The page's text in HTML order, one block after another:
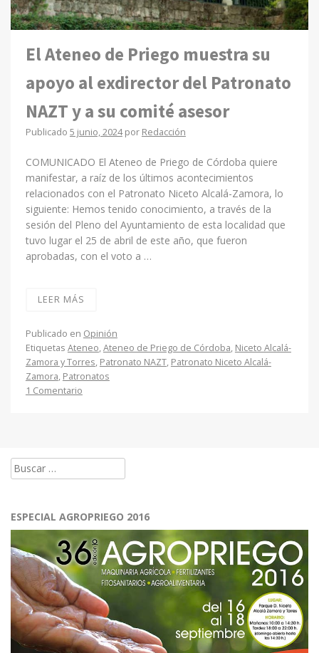
El Ateneo de Priego muestra su
apoyo al exdirector del Patronato
NAZT y a su comité asesor
Publicado 5 junio, 2024por Redacción
COMUNICADO El Ateneo de Priego de Córdoba quiere
manifestar, a raíz de los últimos acontecimientos
relacionados con el Patronato Niceto Alcalá-Zamora, lo
siguiente: Hemos tenido conocimiento, a través de la
sesión del Pleno del Ayuntamiento de esta localidad que
tuvo lugar el 25 de abril de este año, que fueron
aprobadas, con el voto a …
LEER MÁS
Publicado en Opinión
Etiquetas Ateneo,Ateneo de Priego de Córdoba, Niceto Alcalá-
Zamora y Torres, Patronato NAZT, Patronato Niceto Alcalá-
Zamora, Patronatos
1 Comentario
Buscar:
ESPECIAL AGROPRIEGO 2016